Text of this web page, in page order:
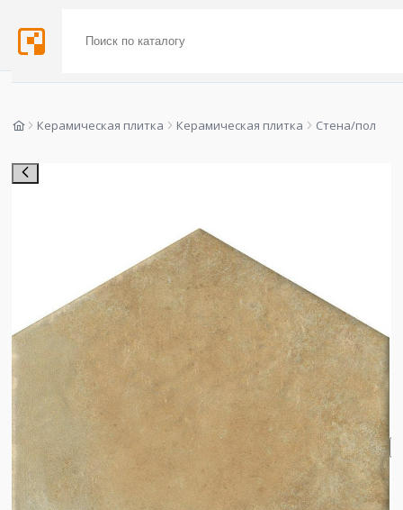
Керамическая плитка Керамическая плитка Стена/пол